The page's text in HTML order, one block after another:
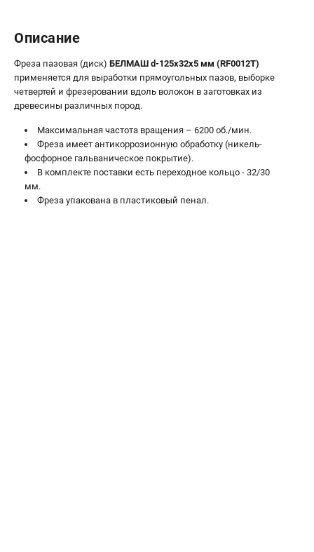
Цанги и зажимы
ПОЛЕЗНЫЕ СТАТЬИ
Характеристики токарных станков
Все о влажности древесины
ТЕЛЕФОН (САНКТ-ПЕТЕРБУРГ)
+7 (812) 317-66-20
Информация размещённая на сайте не является публичной
Описание
Фреза пазовая (диск) БЕЛМАШ d-125х32х5 мм (RF0012T)
применяется для выработки прямоугольных пазов, выборке
четвертей и фрезеровании вдоль волокон в заготовках из
древесины различных пород.
Максимальная частота вращения – 6200 об./мин.
Фреза имеет антикоррозионную обработку (никель-
фосфорное гальваническое покрытие).
В комплекте поставки есть переходное кольцо - 32/30
мм.
Фреза упакована в пластиковый пенал.